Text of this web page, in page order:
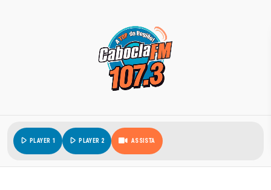
play_arrowPLAYER 1 play_arrowPLAYER 2 ASSISTA